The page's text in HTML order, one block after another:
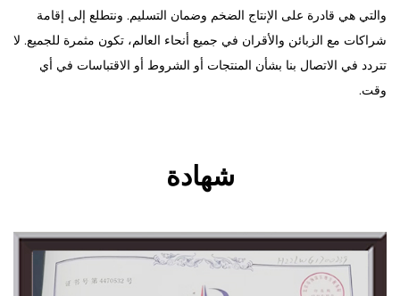
والتي هي قادرة على الإنتاج الضخم وضمان التسليم. ونتطلع إلى إقامة
شراكات مع الزبائن والأقران في جميع أنحاء العالم، تكون مثمرة للجميع. لا
تتردد في الاتصال بنا بشأن المنتجات أو الشروط أو الاقتباسات في أي
وقت.
شهادة